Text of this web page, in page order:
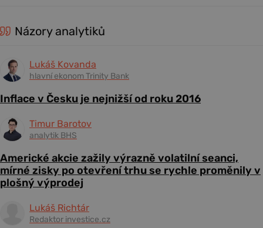
Názory analytiků
Lukáš Kovanda
hlavní ekonom Trinity Bank
Inflace v Česku je nejnižší od roku 2016
Timur Barotov
analytik BHS
Americké akcie zažily výrazně volatilní seanci,
mírné zisky po otevření trhu se rychle proměnily v
plošný výprodej
Lukáš Richtár
Redaktor investice.cz